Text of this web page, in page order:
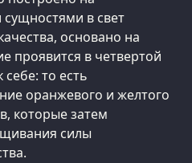
в свет
основано на
проявится в четвертой
то есть
оранжевого и желтого
которые затем
силы